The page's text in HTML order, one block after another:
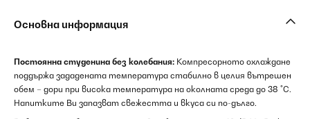
Основна информация
Постоянна студенина без колебания: Компресорното охлаждане
поддържа зададената температура стабилно в целия вътрешен
обем – дори при висока температура на околната среда до 38 °C.
Напитките Ви запазват свежестта и вкуса си по-дълго.